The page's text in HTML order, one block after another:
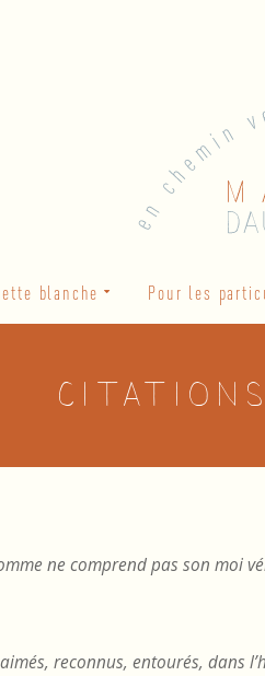
blanche Pour les
ne comprend pas son moi
reconnus, entourés, dans